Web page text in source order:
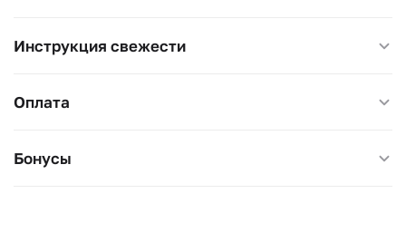
Инструкция свежести
Оплата
Бонусы